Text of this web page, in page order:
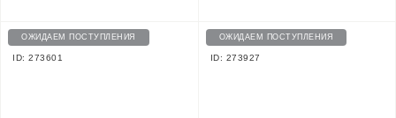
ОЖИДАЕМ ПОСТУПЛЕНИЯ
ID: 273601
ОЖИДАЕМ ПОСТУПЛЕНИЯ
ID: 273927